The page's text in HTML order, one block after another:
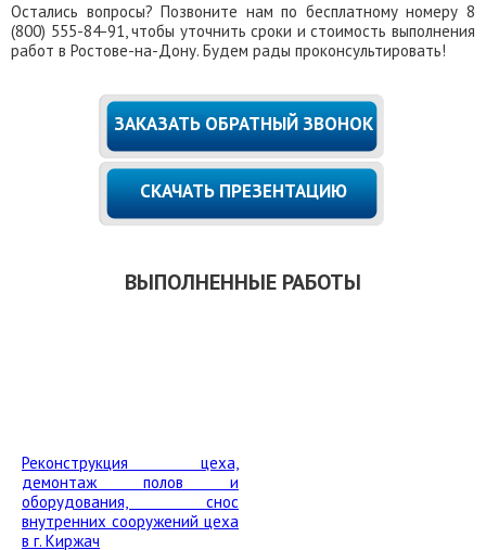
Остались вопросы? Позвоните нам по бесплатному номеру 8
(800) 555-84-91, чтобы уточнить сроки и стоимость выполнения
работ в Ростове-на-Дону. Будем рады проконсультировать!
ЗАКАЗАТЬ ОБРАТНЫЙ ЗВОНОК
СКАЧАТЬ ПРЕЗЕНТАЦИЮ
ВЫПОЛНЕННЫЕ РАБОТЫ
Реконструкция цеха,
демонтаж полов и
оборудования, снос
внутренних сооружений цеха
в г. Киржач